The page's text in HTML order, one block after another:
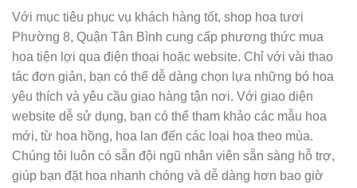
Với mục tiêu phục vụ khách hàng tốt, shop hoa tươi
Phường 8, Quận Tân Bình cung cấp phương thức mua
hoa tiện lợi qua điện thoại hoặc website. Chỉ với vài thao
tác đơn giản, bạn có thể dễ dàng chọn lựa những bó hoa
yêu thích và yêu cầu giao hàng tận nơi. Với giao diện
website dễ sử dụng, bạn có thể tham khảo các mẫu hoa
mới, từ hoa hồng, hoa lan đến các loại hoa theo mùa.
Chúng tôi luôn có sẵn đội ngũ nhân viên sẵn sàng hỗ trợ,
giúp bạn đặt hoa nhanh chóng và dễ dàng hơn bao giờ